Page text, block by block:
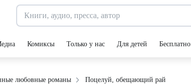
Комиксы Только у нас Для детей Бесплатно
любовные романы Поцелуй, обещающий рай